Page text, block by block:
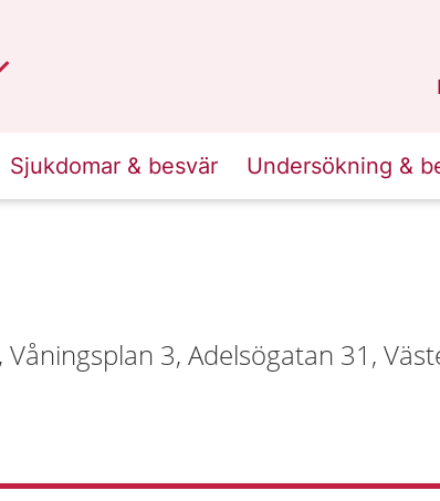
Sjukdomar & besvär Undersökning &
3, Adelsögatan 31,